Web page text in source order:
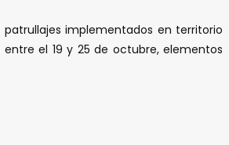
patrullajes implementados en territorio
el 19 y 25 de octubre, elementos